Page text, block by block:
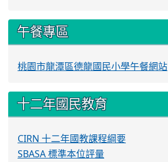
午餐專區
桃園市龍潭區德龍國民小學午餐網站
十二年國民教育
CIRN 十二年國教課程綱要
SBASA 標準本位評量